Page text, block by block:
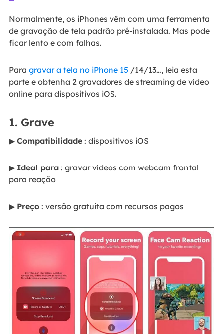
Normalmente, os iPhones vêm com uma ferramenta
de gravação de tela padrão pré-instalada. Mas pode
ficar lento e com falhas.
Para gravar a tela no iPhone 15 /14/13…, leia esta
parte e obtenha 2 gravadores de streaming de vídeo
online para dispositivos iOS.
1. Grave
▶ Compatibilidade: dispositivos iOS
▶ Ideal para: gravar vídeos com webcam frontal
para reação
▶ Preço: versão gratuita com recursos pagos